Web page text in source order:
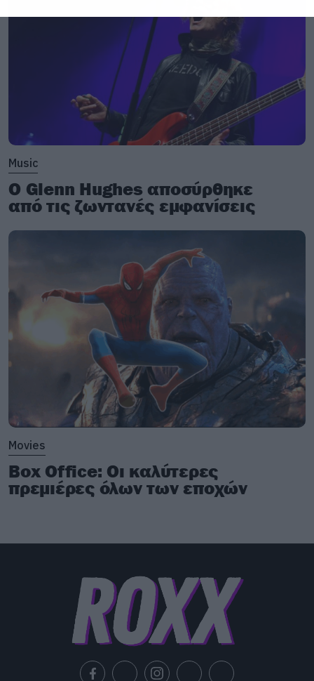
Music
Ο Glenn Hughes αποσύρθηκε
από τις ζωντανές εμφανίσεις
Movies
Box Office: Οι καλύτερες
πρεμιέρες όλων των εποχών